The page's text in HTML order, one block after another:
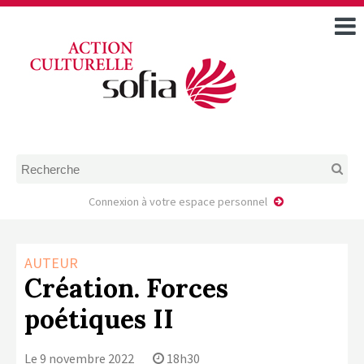
DOSSIERS DE DEMANDE
Connexion à votre espace personnel
AUTEUR
Création. Forces
poétiques II
Le 9 novembre 2022 18h30